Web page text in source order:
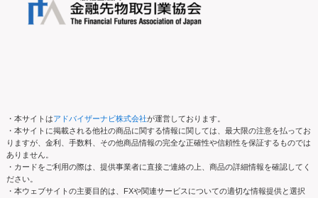
・本サイトはアドバイザーナビ株式会社が運営しております。
・本サイトに掲載される他社の商品に関する情報に関しては、最大限の注意を払ってお
りますが、金利、手数料、その他商品情報の完全な正確性や信頼性を保証するものでは
ありません。
・カードをご利用の際は、提供事業者に直接ご連絡の上、商品の詳細情報を確認してく
ださい。
・本ウェブサイトの主要目的は、FXや関連サービスについての適切な情報提供と選択